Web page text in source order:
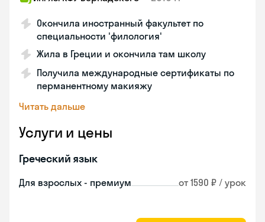
Окончила иностранный факультет по
специальности 'филология'
Жила в Греции и окончила там школу
Получила международные сертификаты по
перманентному макияжу
Читать дальше
Услуги и цены
Греческий язык
Для взрослых - премиум от 1590 ₽ / урок